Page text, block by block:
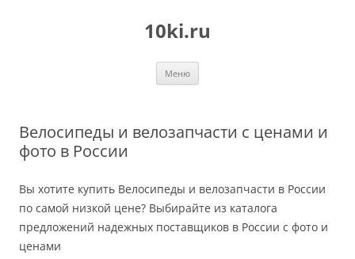
10ki.ru
Меню
Велосипеды и велозапчасти с ценами и
фото в России
Вы хотите купить Велосипеды и велозапчасти в России
по самой низкой цене? Выбирайте из каталога
предложений надежных поставщиков в России с фото и
ценами